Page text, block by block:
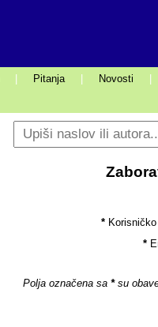
Pitanja Novosti
*
*
Polja označena sa*su